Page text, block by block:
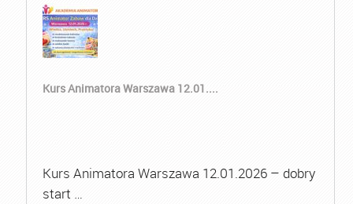
Kurs Animatora Warszawa 12.01....
Kurs Animatora Warszawa 12.01.2026 – dobry
start …